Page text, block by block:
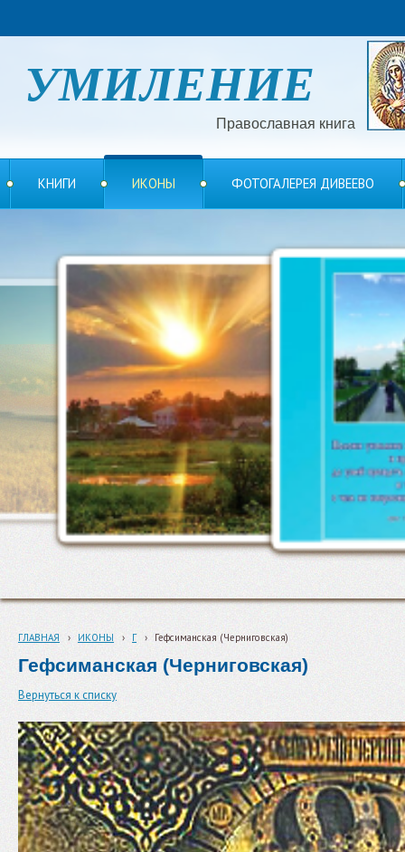
УМИЛЕНИЕ
Православная книга
КНИГИ ИКОНЫ ФОТОГАЛЕРЕЯ ДИВЕЕВО
ГЛАВНАЯ › ИКОНЫ › Г › Гефсиманская (Черниговская)
Гефсиманская (Черниговская)
Вернуться к списку